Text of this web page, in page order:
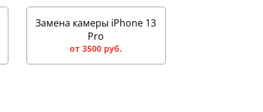
Замена камеры iPhone 13
Pro
от 3500 руб.